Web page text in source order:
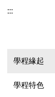
:::
學程緣起
學程特色